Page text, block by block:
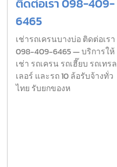
ติดต่อเรา 098-409-
6465
เช่ารถเครนบางบ่อ ติดต่อเรา
098-409-6465 — บริการให้
เช่า รถเครน รถเฮี๊ยบ รถเทรล
เลอร์ และรถ 10 ล้อรับจ้างทั่ว
ไทย รับยกของห